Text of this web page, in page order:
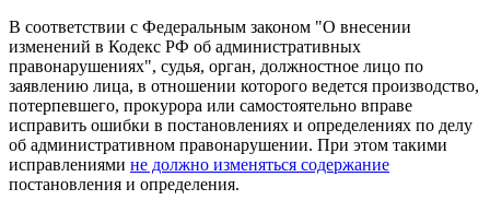
В соответствии с Федеральным законом "О внесении
изменений в Кодекс РФ об административных
правонарушениях", судья, орган, должностное лицо по
заявлению лица, в отношении которого ведется производство,
потерпевшего, прокурора или самостоятельно вправе
исправить ошибки в постановлениях и определениях по делу
об административном правонарушении. При этом такими
исправлениями не должно изменяться содержание
постановления и определения.